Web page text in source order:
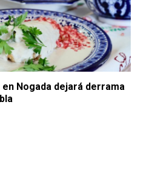
Nogada dejará derrama